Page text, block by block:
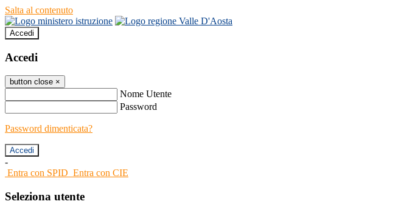
Salta al contenuto
Accedi
Accedi
button close ×
Nome Utente
Password
Password dimenticata?
-
Entra con SPID Entra con CIE
Seleziona utente